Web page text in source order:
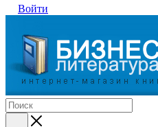
Войти